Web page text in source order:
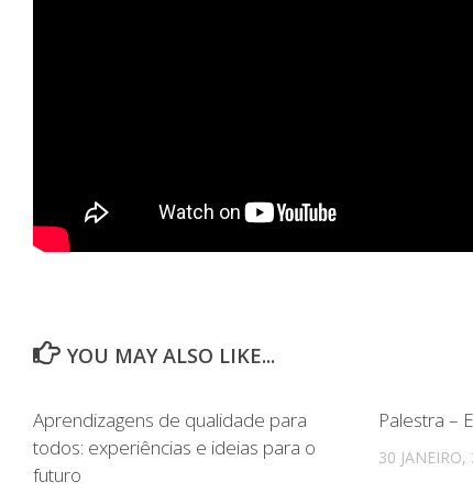
YOU MAY ALSO LIKE...
Aprendizagens de qualidade para
todos: experiências e ideias para o
futuro
Palestra –
30 JANEIRO,